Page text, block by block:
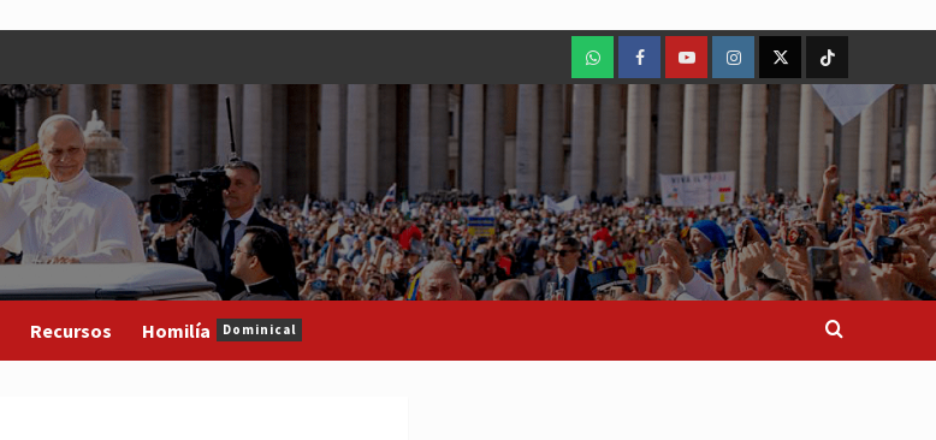
WhatsAppFacebookYoutubeInstagram
X TikTok
Recursos Homilía Dominical